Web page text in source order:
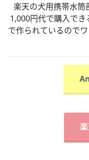
楽天の犬用携帯水筒
1,000円代で購入で
で作られているので